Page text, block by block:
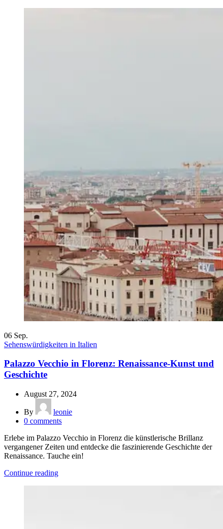
06 Sep.
Sehenswürdigkeiten in Italien
Palazzo Vecchio in Florenz: Renaissance-Kunst und
Geschichte
August 27, 2024
By
leonie
0 comments
Erlebe im Palazzo Vecchio in Florenz die künstlerische Brillanz
vergangener Zeiten und entdecke die faszinierende Geschichte der
Renaissance. Tauche ein!
Continue reading